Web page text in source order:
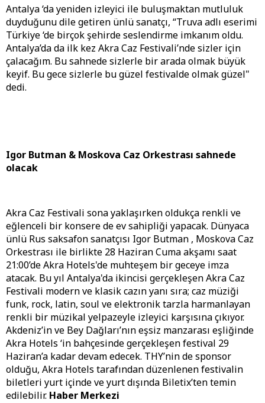
Antalya ‘da yeniden izleyici ile buluşmaktan mutluluk
duyduğunu dile getiren ünlü sanatçı, “Truva adlı eserimi
Türkiye ‘de birçok şehirde seslendirme imkanım oldu.
Antalya’da da ilk kez Akra Caz Festivali’nde sizler için
çalacağım. Bu sahnede sizlerle bir arada olmak büyük
keyif. Bu gece sizlerle bu güzel festivalde olmak güzel"
dedi.
Igor Butman & Moskova Caz Orkestrası sahnede
olacak
Akra Caz Festivali sona yaklaşırken oldukça renkli ve
eğlenceli bir konsere de ev sahipliği yapacak. Dünyaca
ünlü Rus saksafon sanatçısı Igor Butman , Moskova Caz
Orkestrası ile birlikte 28 Haziran Cuma akşamı saat
21:00’de Akra Hotels'de muhteşem bir geceye imza
atacak. Bu yıl Antalya'da ikincisi gerçekleşen Akra Caz
Festivali modern ve klasik cazın yanı sıra; caz müziği
funk, rock, latin, soul ve elektronik tarzla harmanlayan
renkli bir müzikal yelpazeyle izleyici karşısına çıkıyor.
Akdeniz’in ve Bey Dağları’nın eşsiz manzarası eşliğinde
Akra Hotels ‘in bahçesinde gerçekleşen festival 29
Haziran’a kadar devam edecek. THY’nin de sponsor
olduğu, Akra Hotels tarafından düzenlenen festivalin
biletleri yurt içinde ve yurt dışında Biletix’ten temin
edilebilir. Haber Merkezi